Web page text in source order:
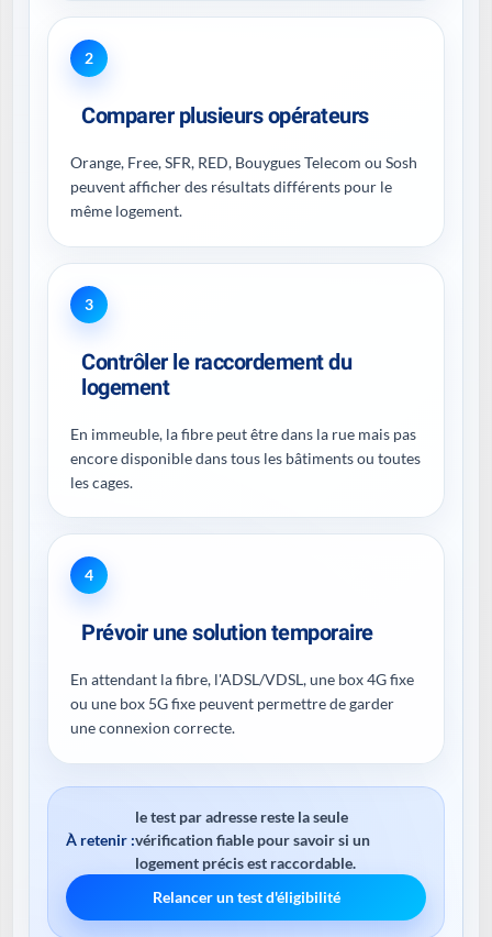
2
Comparer plusieurs opérateurs
Orange, Free, SFR, RED, Bouygues Telecom ou Sosh
peuvent afficher des résultats différents pour le
même logement.
3
Contrôler le raccordement du
logement
En immeuble, la fibre peut être dans la rue mais pas
encore disponible dans tous les bâtiments ou toutes
les cages.
4
Prévoir une solution temporaire
En attendant la fibre, l'ADSL/VDSL, une box 4G fixe
ou une box 5G fixe peuvent permettre de garder
une connexion correcte.
À retenir :
le test par adresse reste la seule
vérification fiable pour savoir si un
logement précis est raccordable.
Relancer un test d'éligibilité